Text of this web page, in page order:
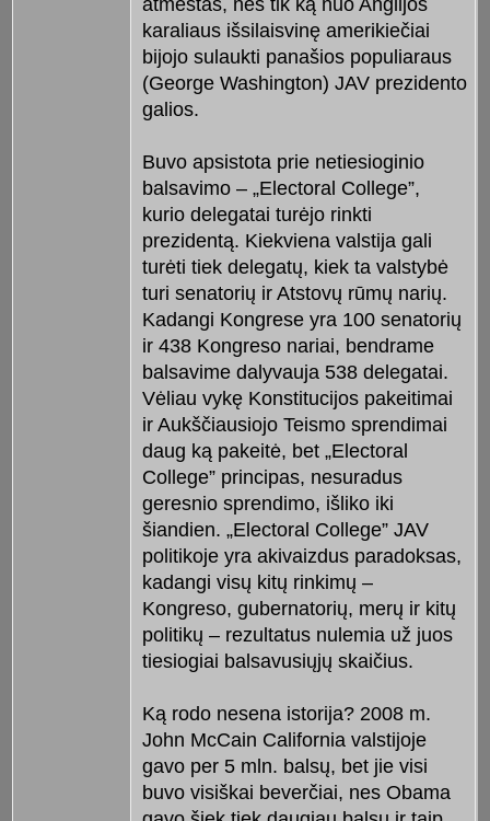
karaliaus išsilaisvinę amerikiečiai
bijojo sulaukti panašios populiaraus
(George Washington) JAV prezidento
galios.
Buvo apsistota prie netiesioginio
balsavimo – „Electoral College”,
kurio delegatai turėjo rinkti
prezidentą. Kiekviena valstija gali
turėti tiek delegatų, kiek ta valstybė
turi senatorių ir Atstovų rūmų narių.
Kadangi Kongrese yra 100 senatorių
ir 438 Kongreso nariai, bendrame
balsavime dalyvauja 538 delegatai.
Vėliau vykę Konstitucijos pakeitimai
ir Aukščiausiojo Teismo sprendimai
daug ką pakeitė, bet „Electoral
College” principas, nesuradus
geresnio sprendimo, išliko iki
šiandien. „Electoral College” JAV
politikoje yra akivaizdus paradoksas,
kadangi visų kitų rinkimų –
Kongreso, gubernatorių, merų ir kitų
politikų – rezultatus nulemia už juos
tiesiogiai balsavusiųjų skaičius.
Ką rodo nesena istorija? 2008 m.
John McCain California valstijoje
gavo per 5 mln. balsų, bet jie visi
buvo visiškai beverčiai, nes Obama